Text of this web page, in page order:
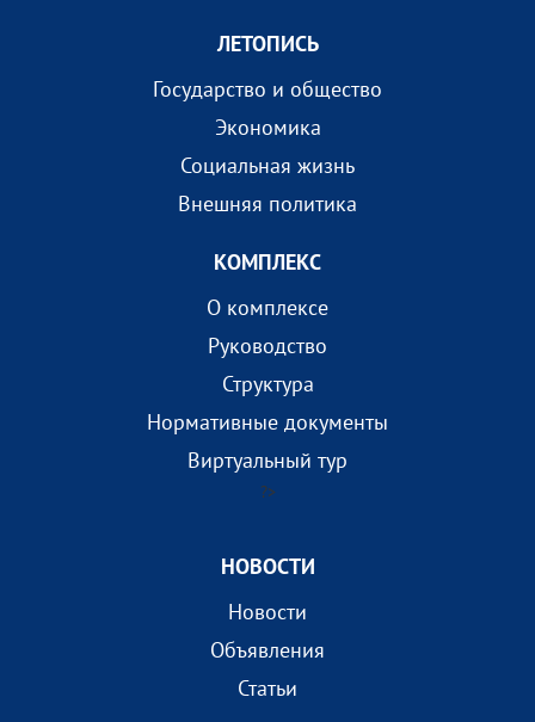
ЛЕТОПИСЬ
Государство и общество
Экономика
Социальная жизнь
Внешняя политика
КОМПЛEКС
О комплексе
Руководство
Структура
Нормативные документы
Виртуальный тур
?>
НОВОСТИ
Новости
Объявления
Статьи